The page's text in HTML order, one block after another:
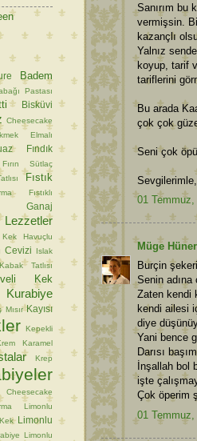
Sanırım bu
vermişsin.
kazançlı
Yalnız
koyup, tarif
tariflerini
Bu arada
çok çok
Seni çok
Sevgilerimle,
01 Temmuz,
Müge Hüner
Burçin
Senin
Zaten kendi
kendi ailesi
diye
Yani bence
Darısı
İnşallah bol
işte
Çok öperim
01 Temmuz,
Badem
Pastası
Bisküvi
Cheesecake
Elmalı
Fındık
Fırın Sütlaç
Fıstık
Fıstıklı
Ganaj
Kek
Havuçlu
Cevizi
Islak
Tatlısı
Kek
Kayısı
Kepekli
Karamel
Krep
Cheesecake
Limonlu
Limonlu
Limonlu